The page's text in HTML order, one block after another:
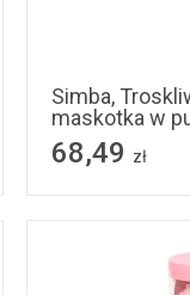
Simba,
maskotka w
68,49 zł